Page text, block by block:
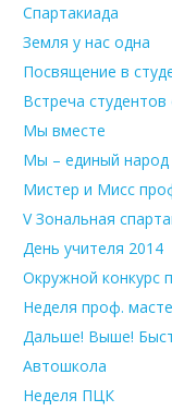
Спартакиада
Земля у нас одна
Посвящение в
Встреча
Мы вместе
Мы – единый народ
Мистер и Мисс
V Зональная
День учителя 2014
Окружной конкурс
Неделя проф.
Дальше! Выше!
Автошкола
Неделя ПЦК